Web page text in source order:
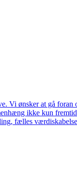
Vi ønsker at gå
ikke kun
fælles